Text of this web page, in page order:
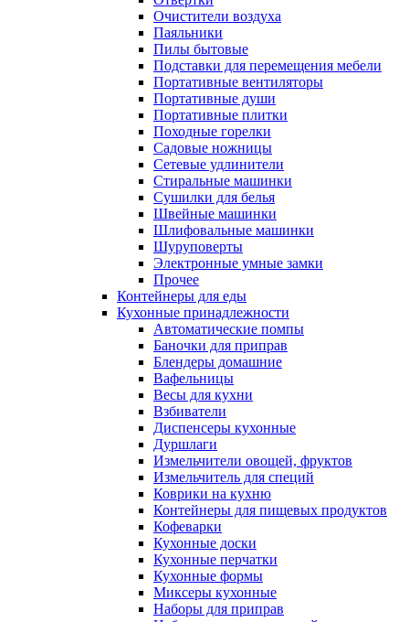
Очистители воздуха
Паяльники
Пилы бытовые
Подставки для перемещения мебели
Портативные вентиляторы
Портативные души
Портативные плитки
Походные горелки
Садовые ножницы
Сетевые удлинители
Стиральные машинки
Сушилки для белья
Швейные машинки
Шлифовальные машинки
Шуруповерты
Электронные умные замки
Прочее
Контейнеры для еды
Кухонные принадлежности
Автоматические помпы
Баночки для приправ
Блендеры домашние
Вафельницы
Весы для кухни
Взбиватели
Диспенсеры кухонные
Дуршлаги
Измельчители овощей, фруктов
Измельчитель для специй
Коврики на кухню
Контейнеры для пищевых продуктов
Кофеварки
Кухонные доски
Кухонные перчатки
Кухонные формы
Миксеры кухонные
Наборы для приправ